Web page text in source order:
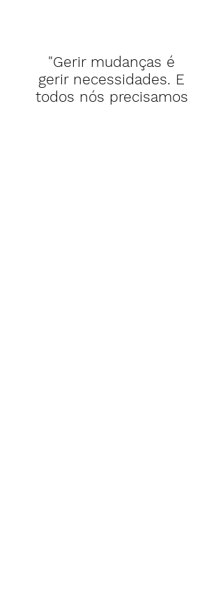
"Gerir mudanças é
gerir necessidades. E
todos nós precisamos